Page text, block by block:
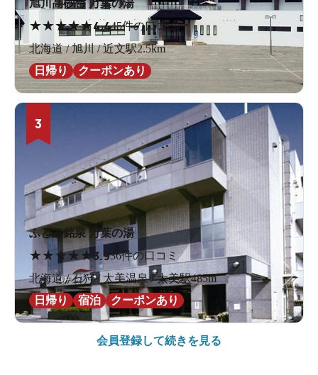
旭川高砂台 万葉の湯
★★★★★4.445件の口コミ
北海道 / 旭川 / 近文駅2.5km
日帰り
クーポンあり
3
ふとみ銘泉 万葉の湯
★★★★ ★3.936件の口コミ
北海道 / 石狩 / 太美温泉 / 太美駅485m
日帰り
宿泊 クーポンあり
会員登録して続きを見る